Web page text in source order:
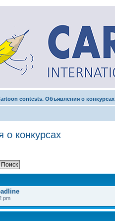
contests. Объявления о конкурсах
о конкурсах
pm